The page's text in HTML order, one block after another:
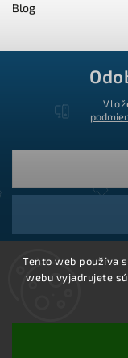
Tento web používa
webu vyjadrujete
Blog